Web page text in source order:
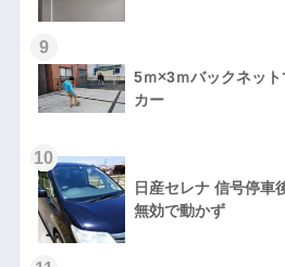
9
5ｍ×3ｍバックネッ
カー
10
日産セレナ 信号停車
無効で動かず